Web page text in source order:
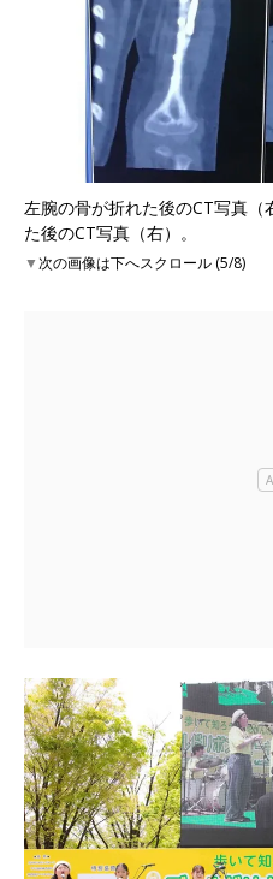
左腕の骨が折れた後のCT写真
た後のCT写真（右）。
▼次の画像は下へスクロール (5/8)